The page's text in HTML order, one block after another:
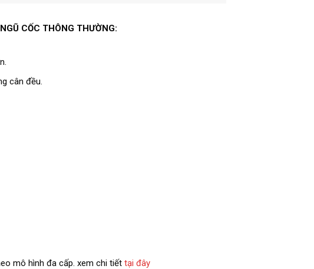
CỐC THÔNG THƯỜNG:
cân đều.
mô hình đa cấp. xem chi tiết tại đây